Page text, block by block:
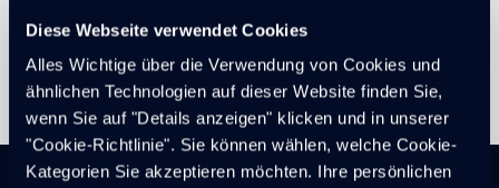
Diese Webseite verwendet Cookies
Alles Wichtige über die Verwendung von Cookies und
ähnlichen Technologien auf dieser Website finden Sie,
wenn Sie auf "Details anzeigen" klicken und in unserer
"Cookie-Richtlinie". Sie können wählen, welche Cookie-
Kategorien Sie akzeptieren möchten. Ihre persönlichen